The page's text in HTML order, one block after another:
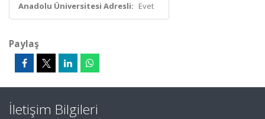
Anadolu Üniversitesi Adresli: Evet
Paylaş
İletişim Bilgileri